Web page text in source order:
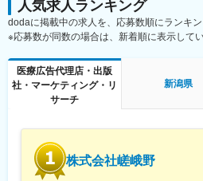
文化もある一方で、プロ集団とし
上に努めています。
■グループ会社（医療系出版社）
グループ会社であるメディカルレ
社創刊数を誇っており、そのグル
数の多さを支えています。
・HTMLメールや広告バナー・
に必要なデザイン
・学会で配るチラシやリーフレッ
■働き方
残業時間は10～20時間程とワーク
四半期に一回程度の対面で会うキ
ります。
人気求人ランキング
dodaに掲載中の求人を、応募数順にランキン
※応募数が同数の場合は、新着順に表示してい
医療広告代理店・出版
社・マーケティング・リ
サーチ
新潟県
株式会社嵯峨野